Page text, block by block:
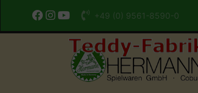
+49 (0) 9561-8590-0